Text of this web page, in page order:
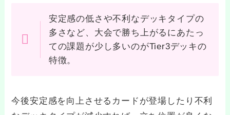
安定感の低さや不利なデッキタイプの
多さなど、大会で勝ち上がるにあたっ
ての課題が少し多いのがTier3デッキの
特徴。
今後安定感を向上させるカードが登場したり不利